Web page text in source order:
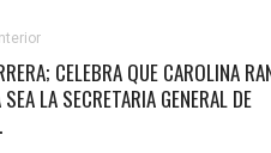
CELEBRA QUE CAROLINA
LA SECRETARIA GENERAL DE